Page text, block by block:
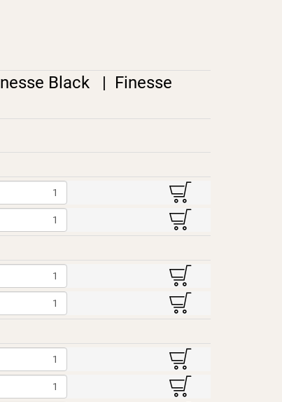
Black | Finesse
B
B
B
B
B
B